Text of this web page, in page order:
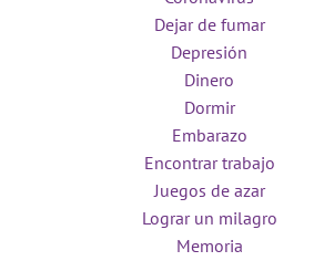
Dejar de fumar
Depresión
Dinero
Dormir
Embarazo
Encontrar trabajo
Juegos de azar
Lograr un milagro
Memoria